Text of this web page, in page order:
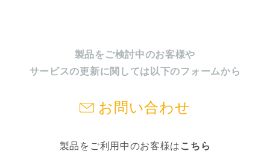
製品をご検討中のお客様や
サービスの更新に関しては以下のフォームから
お問い合わせ
製品をご利用中のお客様は こちら